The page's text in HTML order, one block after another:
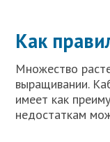
Как
Множество
выращивании.
имеет как
недостаткам